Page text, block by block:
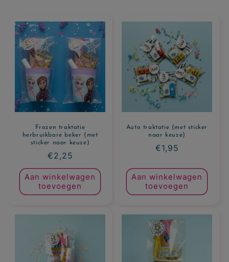
Frozen traktatie
herbruikbare beker (met
sticker naar keuze)
Normale
prijs
€2,25
Aan winkelwagen
toevoegen
Auto traktatie (met sticker
naar keuze)
Normale
€1,95
Aan winkelwagen
toevoegen